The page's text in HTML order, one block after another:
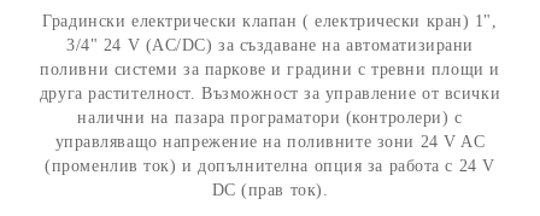
Градински електрически клапан ( електрически кран) 1",
3/4" 24 V (AC/DC) за създаване на автоматизирани
поливни системи за паркове и градини с тревни площи и
друга растителност. Възможност за управление от всички
налични на пазара програматори (контролери) с
управляващо напрежение на поливните зони 24 V AC
(променлив ток) и допълнителна опция за работа с 24 V
DC (прав ток).